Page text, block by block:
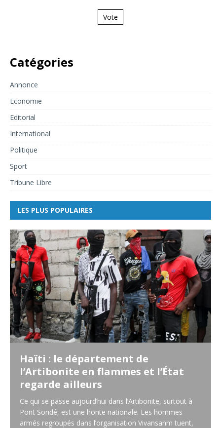
Vote
Catégories
Annonce
Economie
Editorial
International
Politique
Sport
Tribune Libre
LES PLUS POPULAIRES
Haïti : le département de
l’Artibonite en flammes et l’État
regarde ailleurs
Ce qui se passe aujourd’hui dans l’Artibonite, surtout à
Pont Sondé, est une honte nationale. Les hommes
armés regroupés dans l’organisation Vivansanm tuent,